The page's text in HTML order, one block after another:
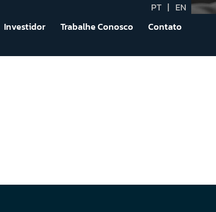
PT | EN
Investidor Trabalhe Conosco Contato